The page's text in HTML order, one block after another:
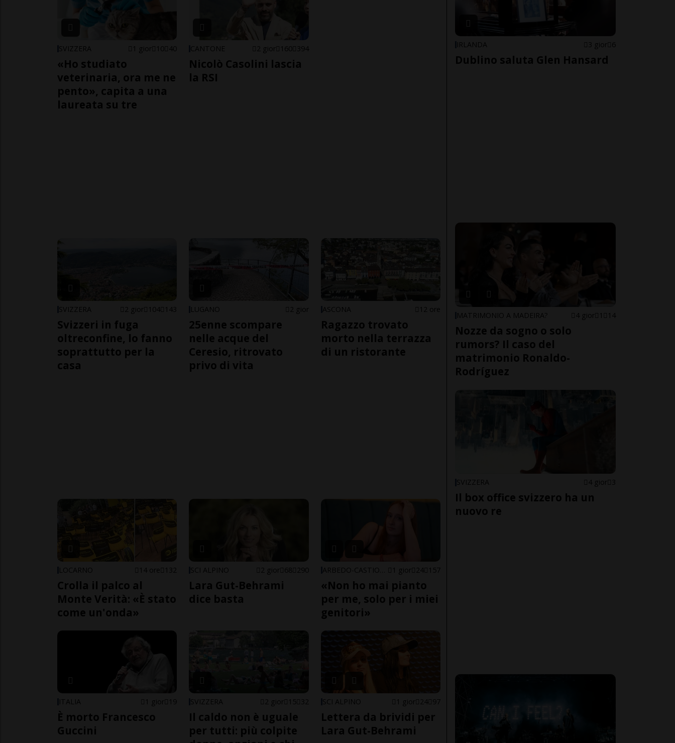
SVIZZERA 1 gior 10 40
«Ho studiato
veterinaria, ora me ne
pento», capita a una
laureata su tre
CANTONE 2 gior 160 394
Nicolò Casolini lascia
la RSI
SVIZZERA 2 gior 104 143
Svizzeri in fuga
oltreconfine, lo fanno
soprattutto per la
casa
LUGANO 2 gior
25enne scompare
nelle acque del
Ceresio, ritrovato
privo di vita
ASCONA 12 ore
Ragazzo trovato
morto nella terrazza
di un ristorante
LOCARNO 14 ore 132
Crolla il palco al
Monte Verità: «È stato
come un'onda»
SCI ALPINO 2 gior 68 290
Lara Gut-Behrami
dice basta
1 gior 24 157
«Non ho mai pianto
per me, solo per i miei
genitori»
ITALIA 1 gior 19
È morto Francesco
Guccini
SVIZZERA 2 gior 15 32
Il caldo non è uguale
per tutti: più colpite
SCI ALPINO 1 gior 24 97
Lettera da brividi per
Lara Gut-Behrami
IRLANDA 3 gior 6
Dublino saluta Glen Hansard
MATRIMONIO A MADEIRA? 4 gior 1 14
Nozze da sogno o solo
rumors? Il caso del
matrimonio Ronaldo-
Rodríguez
SVIZZERA 4 gior 3
Il box office svizzero ha un
nuovo re